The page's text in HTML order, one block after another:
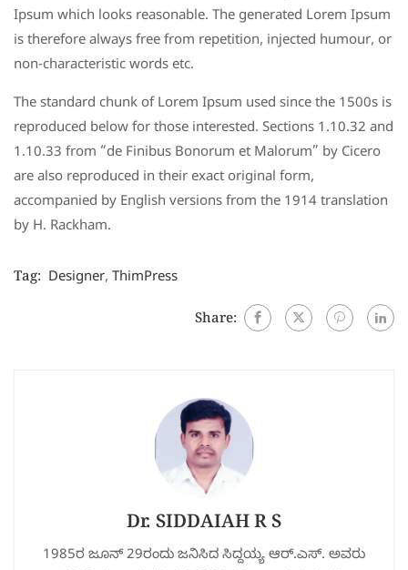
Ipsum which looks reasonable. The generated Lorem Ipsum
is therefore always free from repetition, injected humour, or
non-characteristic words etc.
The standard chunk of Lorem Ipsum used since the 1500s is
reproduced below for those interested. Sections 1.10.32 and
1.10.33 from “de Finibus Bonorum et Malorum” by Cicero
are also reproduced in their exact original form,
accompanied by English versions from the 1914 translation
by H. Rackham.
Tag: Designer, ThimPress
Share:
Dr. SIDDAIAH R S
1985ರ ಜೂನ್ 29ರಂದು ಜನಿಸಿದ ಸಿದ್ದಯ್ಯ ಆರ್.ಎಸ್. ಅವರು